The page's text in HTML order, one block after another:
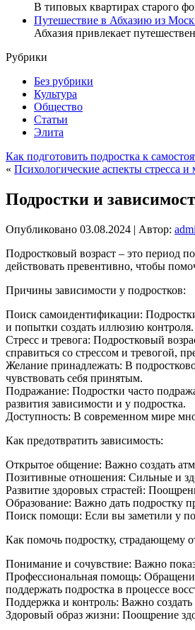
В типовых квартирах старого
Путешествие в Абхазию из
Абхазия привлекает
Рубрики
Без рубрики
Культура
Общество
Статьи
Элита
Как подготовить подростка к
« Психологические аспекты стресса
Подростки и
Опубликовано 03.08.2024 | Автор:
Подростковый возраст – это период
действовать превентивно, чтобы
Причины зависимости у подростков:
Поиск самоидентификации:
и попытки создать иллюзию контроля.
Стресс и тревога: Подростковый
справиться со стрессом и тревогой,
Желание принадлежать: В
чувствовать себя принятым.
Подражание: Подростки часто
развития зависимости и у подростка.
Доступность: В современном мире
Как предотвратить зависимость:
Открытое общение: Важно создать
Позитивные отношения: Сильные и
Развитие здоровых страстей:
Образование: Важно дать подростку
Поиск помощи: Если вы заметили у
Как помочь подростку, страдающему
Понимание и сочувствие: Важно
Профессиональная помощь:
поддержать подростка в процессе
Поддержка и контроль: Важно
Здоровый образ жизни: Поощрение